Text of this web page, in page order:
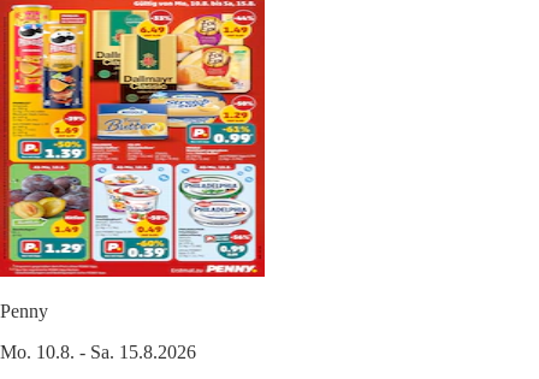
Penny
Mo. 10.8. - Sa. 15.8.2026